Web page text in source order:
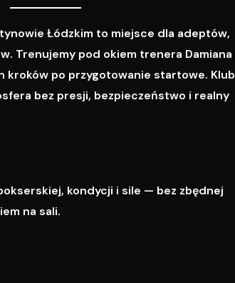
Łódzkim to miejsce dla adeptów,
Trenujemy pod okiem trenera Damiana
kroków po przygotowanie startowe. Klub
bez presji, bezpieczeństwo i realny
kondycji i sile — bez zbędnej
na sali.